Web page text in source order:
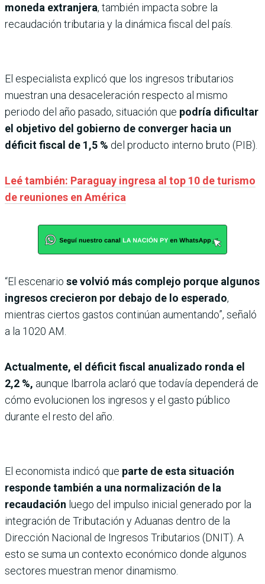
moneda extranjera, también impacta sobre la
recaudación tributaria y la dinámica fiscal del país.
El especialista explicó que los ingresos tributarios
muestran una desaceleración respecto al mismo
periodo del año pasado, situación que podría dificultar
el objetivo del gobierno de converger hacia un
déficit fiscal de 1,5 % del producto interno bruto (PIB).
Leé también: Paraguay ingresa al top 10 de turismo
de reuniones en América
“El escenario se volvió más complejo porque algunos
ingresos crecieron por debajo de lo esperado,
mientras ciertos gastos continúan aumentando”, señaló
a la 1020 AM.
Actualmente, el déficit fiscal anualizado ronda el
2,2 %, aunque Ibarrola aclaró que todavía dependerá de
cómo evolucionen los ingresos y el gasto público
durante el resto del año.
El economista indicó que parte de esta situación
responde también a una normalización de la
recaudación luego del impulso inicial generado por la
integración de Tributación y Aduanas dentro de la
Dirección Nacional de Ingresos Tributarios (DNIT). A
esto se suma un contexto económico donde algunos
sectores muestran menor dinamismo.